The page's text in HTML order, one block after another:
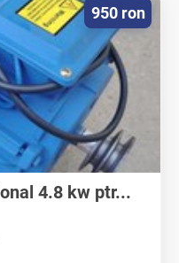
4.8 kw ptr...
950 ron